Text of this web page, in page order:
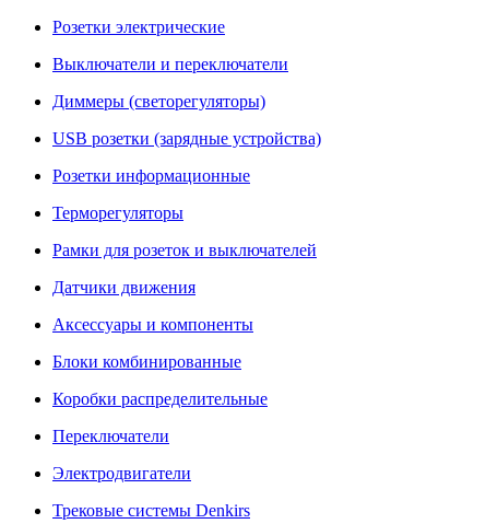
Розетки электрические
Выключатели и переключатели
Диммеры (светорегуляторы)
USB розетки (зарядные устройства)
Розетки информационные
Терморегуляторы
Рамки для розеток и выключателей
Датчики движения
Аксессуары и компоненты
Блоки комбинированные
Коробки распределительные
Переключатели
Электродвигатели
Трековые системы Denkirs